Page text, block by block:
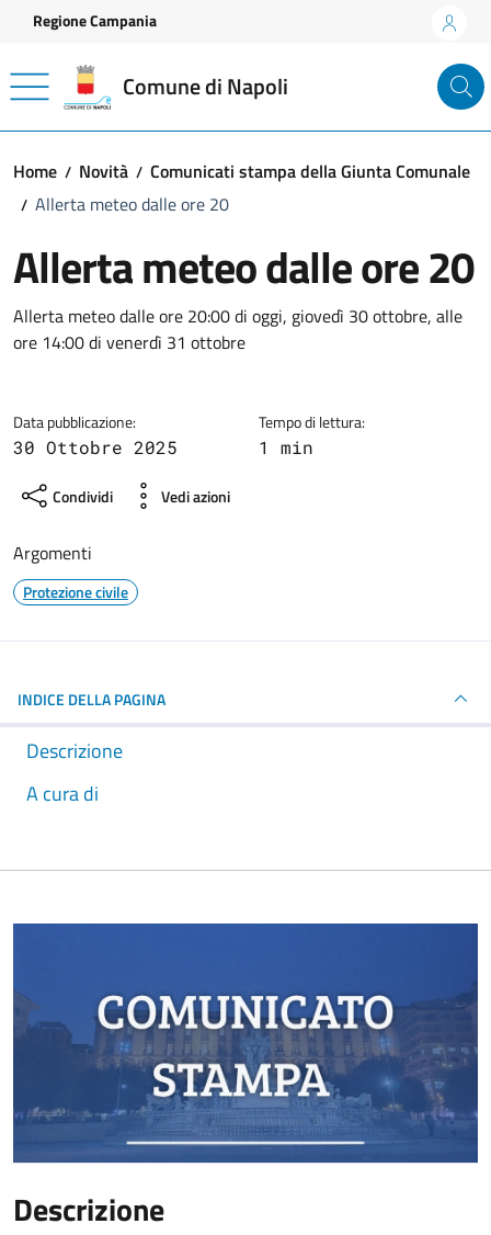
Vai ai contenuti
Vai al footer
Regione Campania
Comune di Napoli
Home Novità
Comunicati stampa della Giunta Comunale
Allerta meteo dalle ore 20
Allerta meteo dalle ore 20
Dettagli della notizia
Allerta meteo dalle ore 20:00 di oggi, giovedì 30 ottobre, alle
ore 14:00 di venerdì 31 ottobre
Data pubblicazione:
30 Ottobre 2025
Tempo di lettura:
1 min
Condividi Vedi azioni
Argomenti
Protezione civile
INDICE DELLA PAGINA
Descrizione
A cura di
Descrizione